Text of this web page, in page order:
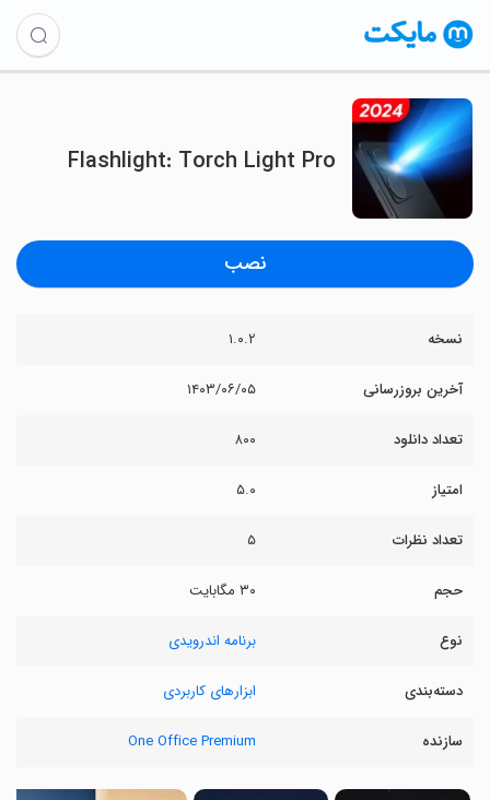
Flashlight: Torch Light Pro
نصب
نسخه ۱.۰.۲
آخرین بروزرسانی ۱۴۰۳/۰۶/۰۵
تعداد دانلود ۸۰۰
امتیاز ۵.۰
تعداد نظرات ۵
حجم ۳۰ مگابایت
نوع برنامه اندرویدی
دسته‌بندی ابزارهای کاربردی
سازنده One Office Premium